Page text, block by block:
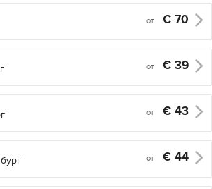
от € 70
от € 39
от € 43
от € 44